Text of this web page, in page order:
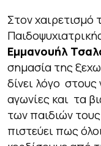
Στον
Εμμανουήλ
σημασία της
δίνει λόγο
αγωνίες και τα
των παιδιών
πιστεύει πως